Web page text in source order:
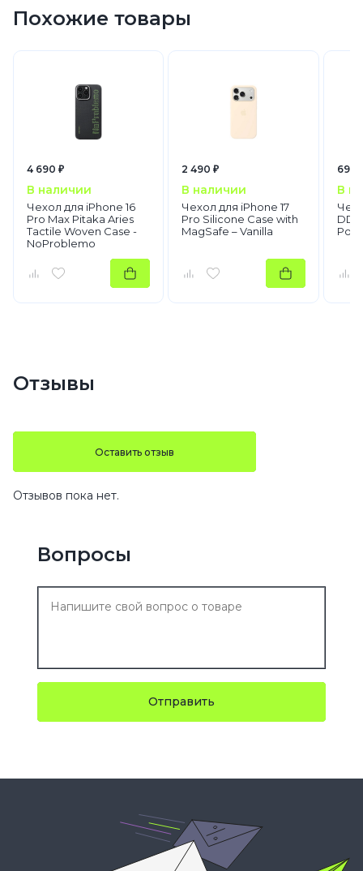
Похожие товары
4 690 ₽
В наличии
Чехол для iPhone 16
Pro Max Pitaka Aries
Tactile Woven Case -
NoProblemo
2 490 ₽
В наличии
Чехол для iPhone 17
Pro Silicone Case with
MagSafe – Vanilla
690
В
DD
Отзывы
Оставить отзыв
Отзывов пока нет.
Вопросы
Отправить